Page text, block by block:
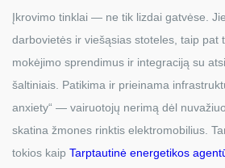
Įkrovimo tinklai — ne tik lizdai gatvėse.
darbovietės ir viešąsias stoteles, taip pat
mokėjimo sprendimus ir integraciją su
šaltiniais. Patikima ir prieinama
anxiety“ — vairuotojų nerimą dėl
skatina žmones rinktis elektromobilius.
tokios kaip Tarptautinė energetikos